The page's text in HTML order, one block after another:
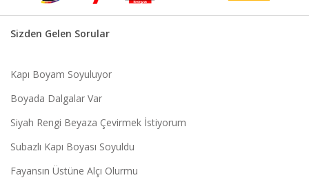
Sizden Gelen Sorular
Kapı Boyam Soyuluyor
Boyada Dalgalar Var
Siyah Rengi Beyaza Çevirmek İstiyorum
Subazlı Kapı Boyası Soyuldu
Fayansın Üstüne Alçı Olurmu